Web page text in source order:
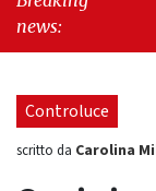
news:
Controluce
scritto da Carolina